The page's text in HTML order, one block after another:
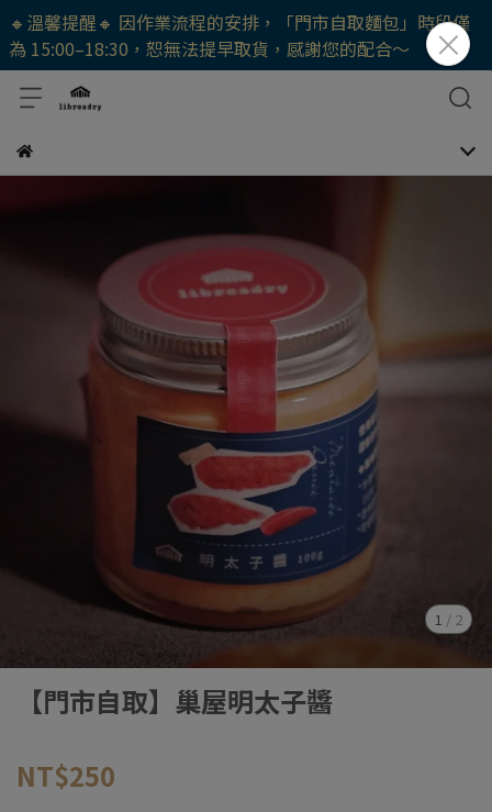
🔸溫馨提醒🔸 因作業流程的安排，「門市自取麵包」時段僅
為 15:00–18:30，恕無法提早取貨，感謝您的配合～
1 / 2
【門市自取】巢屋明太子醬
NT$250